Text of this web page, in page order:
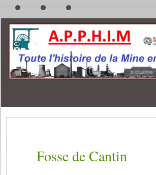
Fosse de Cantin